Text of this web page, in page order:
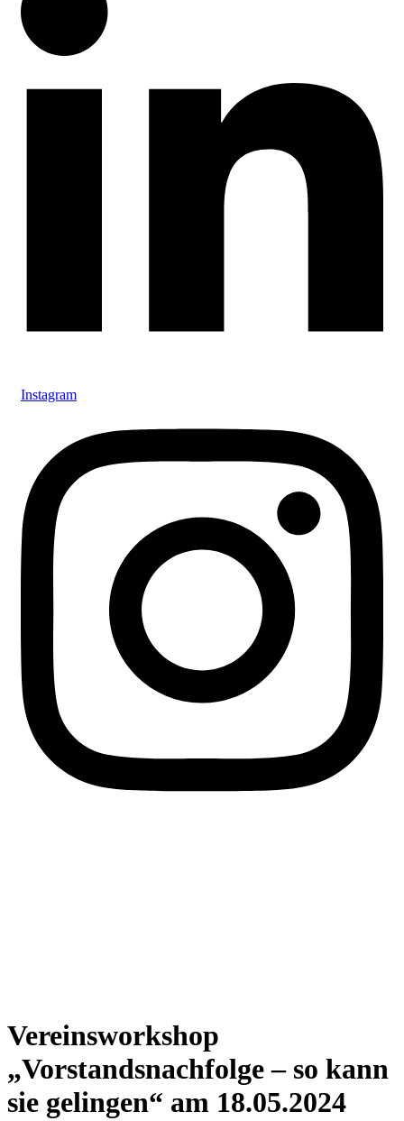
Instagram
Vereinsworkshop
„Vorstandsnachfolge – so kann
sie gelingen“ am 18.05.2024